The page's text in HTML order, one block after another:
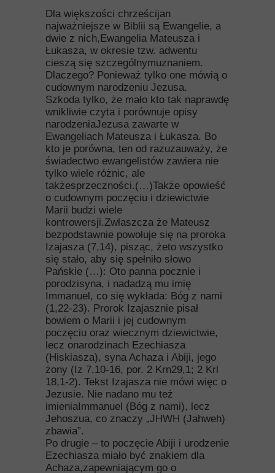
Dla większości chrześcijan
najważniejsze w Biblii są Ewangelie, a
dwie z nich,Ewangelia Mateusza i
Łukasza, w okresie tzw. adwentu
cieszą się szczególnymuznaniem.
Dlaczego? Ponieważ tylko one mówią o
cudownym narodzeniu Jezusa.
Szkoda tylko, że mało kto tak naprawdę
wnikliwie czyta i porównuje opisy
narodzeniaJezusa zawarte w
Ewangeliach Mateusza i Łukasza. Bo
kto je porówna, ten od razuzauważy, że
świadectwo ewangelistów zawiera nie
tylko wiele różnic, ale
takżesprzeczności.(…)Także opowieść
o cudownym poczęciu i dziewictwie
Marii budzi wiele
kontrowersji.Zwłaszcza że Mateusz
bezpodstawnie powołuje się na proroka
Izajasza (7,14), pisząc, żeto wszystko
się stało, aby się spełniło słowo
Pańskie (…): Oto panna pocznie i
porodzisyna, i nadadzą mu imię
Immanuel, co się wykłada: Bóg z nami
(1,22-23). Prorok Izajasznie pisał
bowiem o Marii i jej cudownym
poczęciu oraz wiecznym dziewictwie,
lecz onarodzinach Ezechiasza
(Hiskiasza), syna Achaza i Abiji, jego
żony (Iz 7,10-16, por. 2 Krn29,1; 2 Krl
18,1-2). Tekst Izajasza nie mówi więc o
Jezusie. Nie nadano mu też
imieniaImmanuel (Bóg z nami), lecz
Jehoszua, co znaczy „JHWH (Jahweh)
zbawia”.
Po drugie – to poczęcie Abiji i urodzenie
Ezechiasza miało być znakiem dla
Achaza,zapewniającym go o